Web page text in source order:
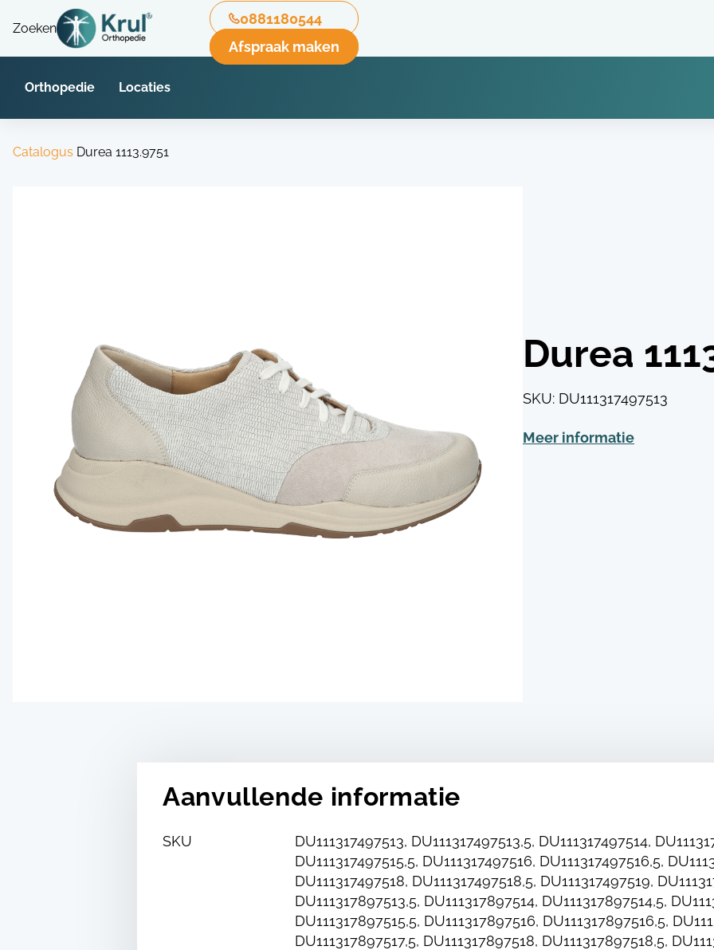
Zoeken
0881180544
Afspraak maken
Orthopedie Locaties
Catalogus Durea 1113.9751
Durea
SKU: DU111317497513
Meer informatie
Aanvullende informatie
SKU
DU111317497513, DU111317497513,5, DU111317497514,
DU111317497515,5, DU111317497516, DU111317497516,5,
DU111317497518, DU111317497518,5, DU111317497519,
DU111317897513,5, DU111317897514, DU111317897514,5,
DU111317897515,5, DU111317897516, DU111317897516,5,
DU111317897517,5, DU111317897518, DU111317897518,5,